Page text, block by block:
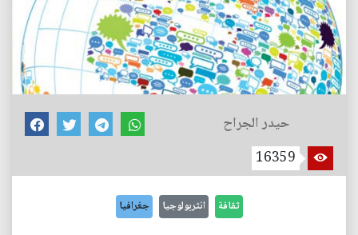
حيدر الجراح
16359
ثقافة انثربولوجيا جغرافيا